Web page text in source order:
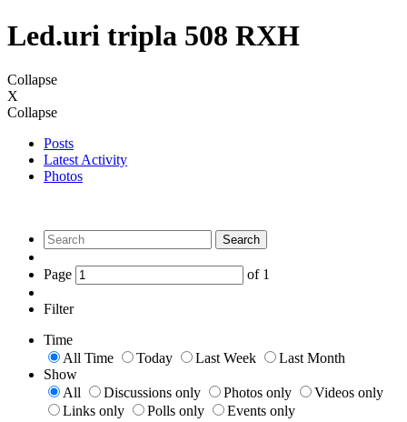
Led.uri tripla 508 RXH
Collapse
X
Collapse
Posts
Latest Activity
Photos
Search
Page of 1
Filter
Time
All Time
Today Last Week
Last Month
Show
All
Discussions only Photos only
Videos only
Links only
Polls only
Events only